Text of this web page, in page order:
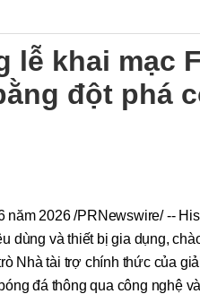
lễ khai mạc
đột phá
năm 2026 /PRNewswire/ --
dùng và thiết bị gia dụng,
Nhà tài trợ chính thức của
đá thông qua công nghệ